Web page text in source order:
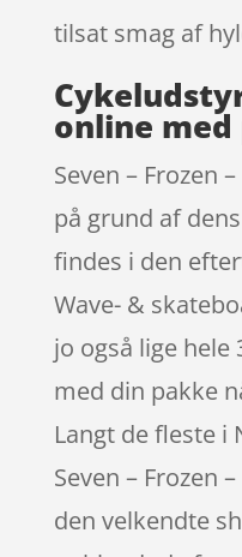
tilsat smag af
online
Seven – Frozen
på grund af
findes i den
Wave- &
jo også lige hele
med din pakke
Langt de fleste i
Seven – Frozen
den velkendte